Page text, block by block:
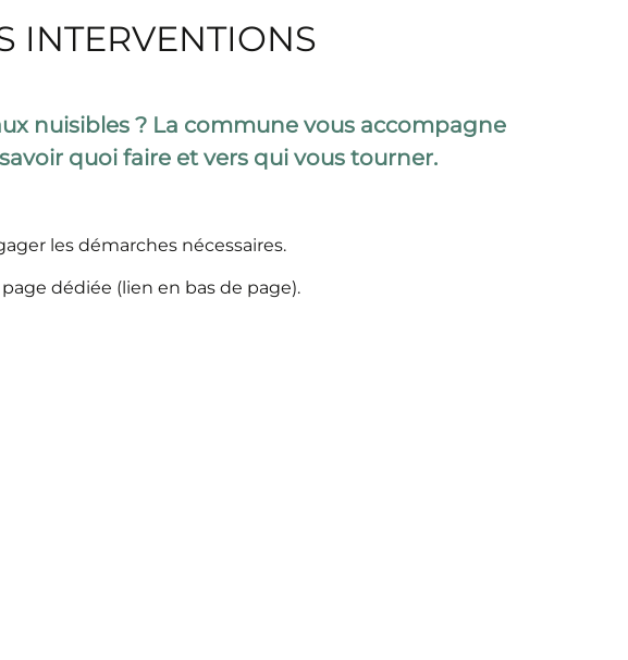
INTERVENTIONS
nuisibles ? La commune vous accompagne
quoi faire et vers qui vous tourner.
les démarches nécessaires.
dédiée (lien en bas de page).